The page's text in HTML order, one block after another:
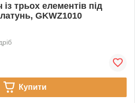
трьох елементів під
GKWZ1010
Купити